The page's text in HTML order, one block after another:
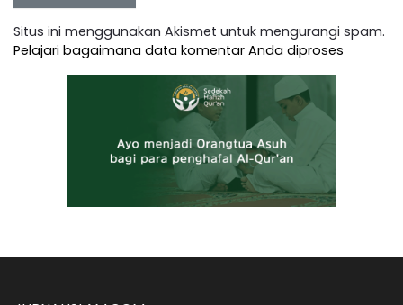
Situs ini menggunakan Akismet untuk mengurangi spam.
Pelajari bagaimana data komentar Anda diproses